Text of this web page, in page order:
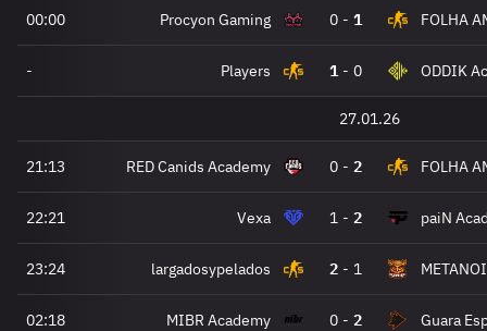
00:00 Procyon Gaming 0 - 1 FOLHA
- Players 1 - 0 ODDIK
27.01.26
21:13 RED Canids Academy 0 - 2 FOLHA
22:21 Vexa 1 - 2 paiN
23:24 largadosypelados 2 - 1
02:18 MIBR Academy 0 - 2 Guara